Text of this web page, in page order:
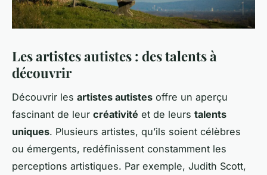
Les artistes autistes : des talents à
découvrir
Découvrir les artistes autistes offre un aperçu
fascinant de leur créativité et de leurs talents
uniques. Plusieurs artistes, qu’ils soient célèbres
ou émergents, redéfinissent constamment les
perceptions artistiques. Par exemple, Judith Scott,